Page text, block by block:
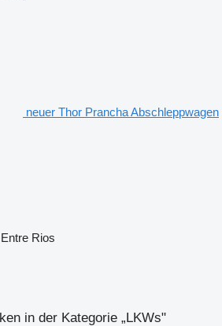
neuer Thor Prancha Abschleppwagen
Rios
in der Kategorie „LKWs"